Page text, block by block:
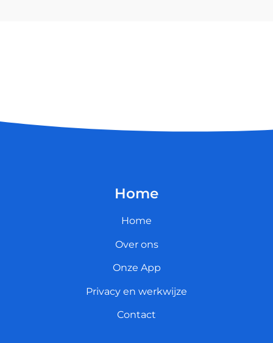
Home
Home
Over ons
Onze App
Privacy en werkwijze
Contact